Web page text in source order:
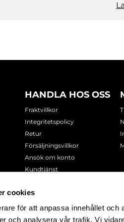
cookies
för att anpassa innehållet och
och analysera vår trafik. Vi
HANDLA HOS OSS
Fraktvillkor
Integritetspolicy
Retur
Försäljningsvillkor
Ansök om konto
Kundtjänst